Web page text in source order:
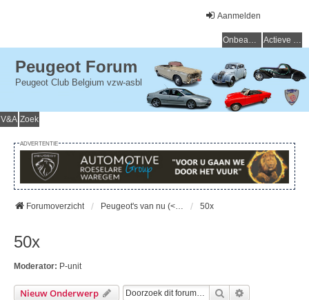
Aanmelden
Onbeantwoorde onderwerpen Actieve onderwerpen
Peugeot Forum
Peugeot Club Belgium vzw-asbl
V&A Zoek
ADVERTENTIE
Forumoverzicht Peugeot's van nu (< 15 jaar) - Peugeot d'aujourd'hui (< 15 ans) 50x
50x
Moderator: P-unit
Nieuw Onderwerp Zoek